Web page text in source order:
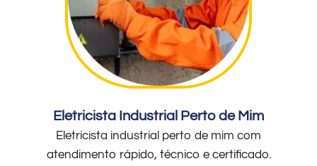
Eletricista Industrial Perto de Mim
Eletricista industrial perto de mim com
atendimento rápido, técnico e certificado.